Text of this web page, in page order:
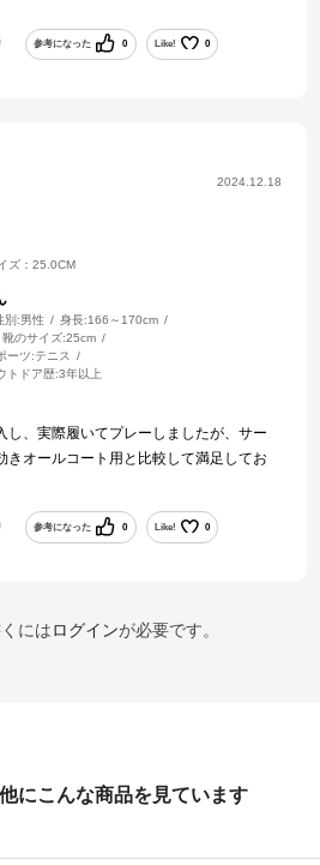
感なく履いています。
かなりお買い得と思います！
のか気になるところです。
くれたらかなり御の字。
参考になった 0 Like! 0
2024.12.18
ズ：25.0CM
別:男性 身長:166～170cm
靴のサイズ:25cm
ーツ:テニス
トドア歴:3年以上
し、実際履いてプレーしましたが、サー
きオールコート用と比較して満足してお
参考になった 0 Like! 0
にはログインが必要です。
にこんな商品を見ています